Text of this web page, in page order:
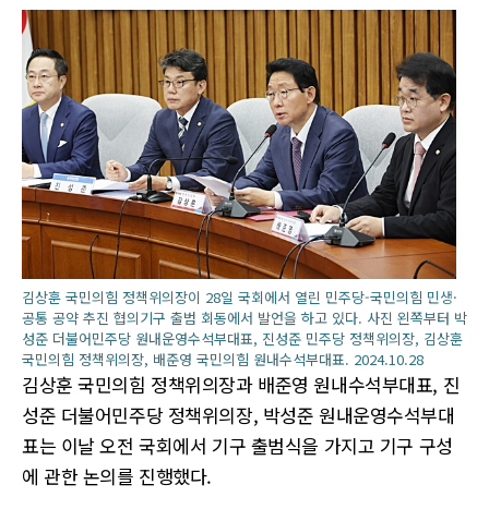
김상훈 국민의힘 정책위의장이 28일 국회에서 열린 민주당-국민의힘 민생·
공통 공약 추진 협의기구 출범 회동에서 발언을 하고 있다. 사진 왼쪽부터 박
성준 더불어민주당 원내운영수석부대표, 진성준 민주당 정책위의장, 김상훈
국민의힘 정책위의장, 배준영 국민의힘 원내수석부대표. 2024.10.28
김상훈 국민의힘 정책위의장과 배준영 원내수석부대표, 진
성준 더불어민주당 정책위의장, 박성준 원내운영수석부대
표는 이날 오전 국회에서 기구 출범식을 가지고 기구 구성
에 관한 논의를 진행했다.